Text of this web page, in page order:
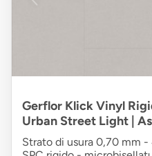
Gerflor Klick Vinyl
Urban Street Light |
Strato di usura 0,70 mm